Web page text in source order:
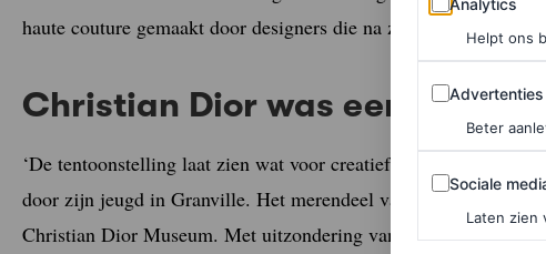
haute couture gemaakt door designers die na zijn dood in 1957
Christian Dior was een creatief
‘De tentoonstelling laat zien wat voor creatief genie en grote
door zijn jeugd in Granville. Het merendeel van de
Christian Dior Museum. Met uitzondering van een aantal
Helpt ons
Advertenties
Advertenties
Beter
Sociale media
Sociale
Laten zien